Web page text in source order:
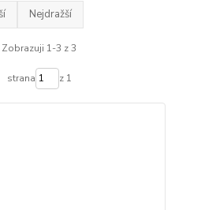
Nejdražší
Zobrazuji 1-3 z 3
strana z 1